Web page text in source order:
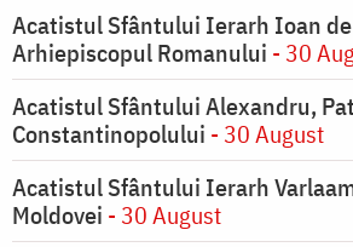
Acatistul Sfântului Ierarh Ioan de
Arhiepiscopul Romanului - 30
Acatistul Sfântului Alexandru,
Constantinopolului - 30 August
Acatistul Sfântului Ierarh
Moldovei - 30 August